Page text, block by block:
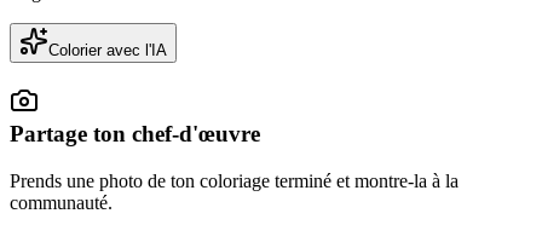
Colorier avec l'IA
Partage ton chef-d'œuvre
Prends une photo de ton coloriage terminé et montre-la à la
communauté.